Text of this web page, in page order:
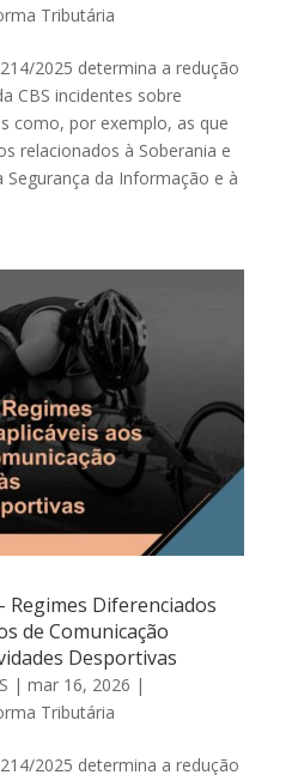
Tributária
2025 determina a redução
CBS incidentes sobre
como, por exemplo, as que
relacionados à Soberania e
Segurança da Informação e à
Diferenciados
de Comunicação
Desportivas
| mar 16, 2026 |
Tributária
2025 determina a redução